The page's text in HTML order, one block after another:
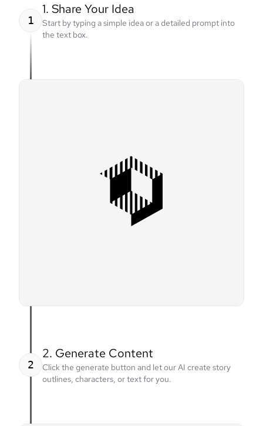
1
1. Share Your Idea
Start by typing a simple idea or a detailed prompt into
the text box.
2
2. Generate Content
Click the generate button and let our AI create story
outlines, characters, or text for you.